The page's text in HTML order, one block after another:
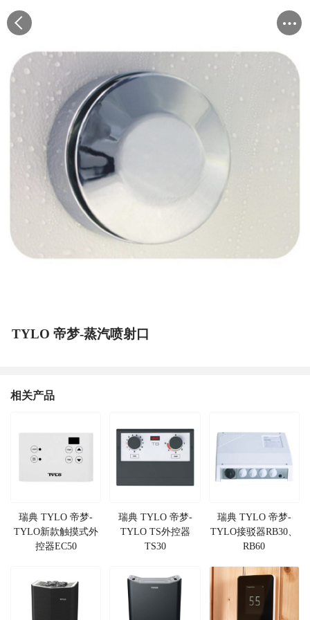
TYLO 帝梦-蒸汽喷射口
相关产品
瑞典 TYLO 帝梦-
TYLO新款触摸式外
控器EC50
瑞典 TYLO 帝梦-
TYLO TS外控器
TS30
瑞典 TYLO 帝梦-
TYLO接驳器RB30、
RB60